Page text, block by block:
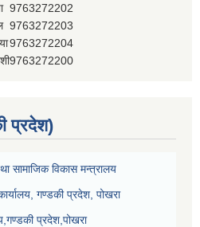
9763272202
9763272203
9763272204
9763272200
प्रदेश)
सामाजिक विकास मन्त्रालय
गण्डकी प्रदेश, पोखरा
प्रदेश,पोखरा